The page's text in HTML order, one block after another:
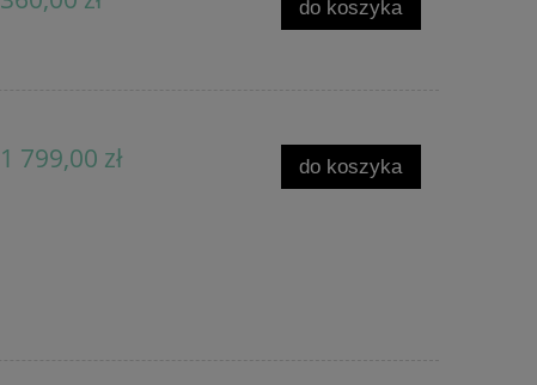
do koszyka
1 799,00 zł do koszyka